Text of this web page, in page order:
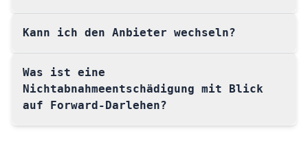
Kann ich den Anbieter wechseln?
Was ist eine
Nichtabnahmeentschädigung mit Blick
auf Forward-Darlehen?